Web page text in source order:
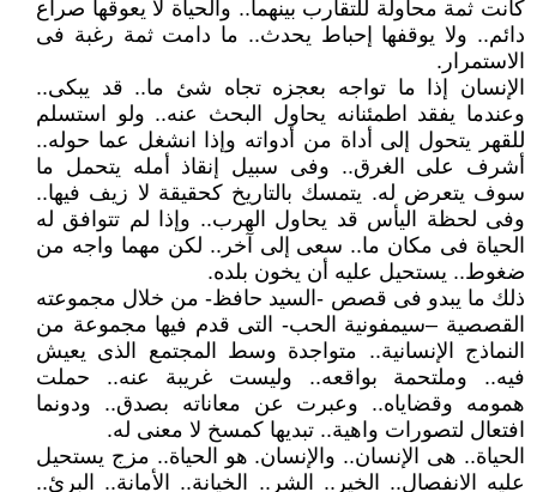
كانت ثمة محاولة للتقارب بينهما.. والحياة لا يعوقها صراع
دائم.. ولا يوقفها إحباط يحدث.. ما دامت ثمة رغبة فى
الاستمرار.
الإنسان إذا ما تواجه بعجزه تجاه شئ ما.. قد يبكى..
وعندما يفقد اطمئنانه يحاول البحث عنه.. ولو استسلم
للقهر يتحول إلى أداة من أدواته وإذا انشغل عما حوله..
أشرف على الغرق.. وفى سبيل إنقاذ أمله يتحمل ما
سوف يتعرض له. يتمسك بالتاريخ كحقيقة لا زيف فيها..
وفى لحظة اليأس قد يحاول الهرب.. وإذا لم تتوافق له
الحياة فى مكان ما.. سعى إلى آخر.. لكن مهما واجه من
ضغوط.. يستحيل عليه أن يخون بلده.
ذلك ما يبدو فى قصص -السيد حافظ- من خلال مجموعته
القصصية –سيمفونية الحب- التى قدم فيها مجموعة من
النماذج الإنسانية.. متواجدة وسط المجتمع الذى يعيش
فيه.. وملتحمة بواقعه.. وليست غريبة عنه.. حملت
همومه وقضاياه.. وعبرت عن معاناته بصدق.. ودونما
افتعال لتصورات واهية.. تبديها كمسخ لا معنى له.
الحياة.. هى الإنسان.. والإنسان. هو الحياة.. مزج يستحيل
عليه الانفصال.. الخير.. الشر.. الخيانة.. الأمانة.. البرئ..